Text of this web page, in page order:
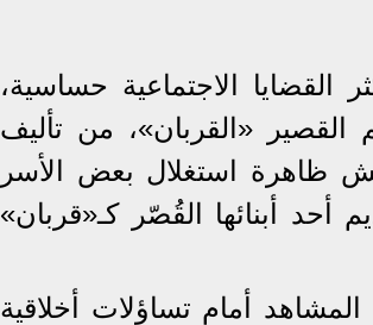
الاجتماعية حساسية،
القصير «القربان»، من تأليف
ظاهرة استغلال بعض الأسر
أحد أبنائها القُصّر كـ«قربان»
أمام تساؤلات أخلاقية